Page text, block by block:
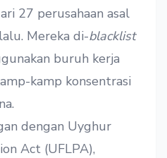
27 perusahaan asal
Mereka di-blacklist
buruh kerja
kamp konsentrasi
dengan Uyghur
Act (UFLPA),